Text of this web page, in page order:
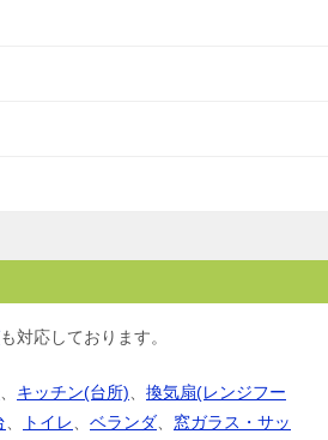
も対応しております。
キッチン(台所)
換気扇(レンジフー
トイレ ベランダ
窓ガラス・サッ